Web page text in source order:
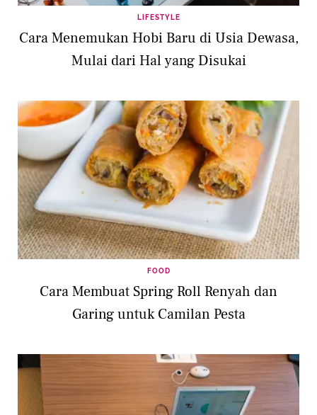
LIFESTYLE
Cara Menemukan Hobi Baru di Usia Dewasa,
Mulai dari Hal yang Disukai
FOOD
Cara Membuat Spring Roll Renyah dan
Garing untuk Camilan Pesta